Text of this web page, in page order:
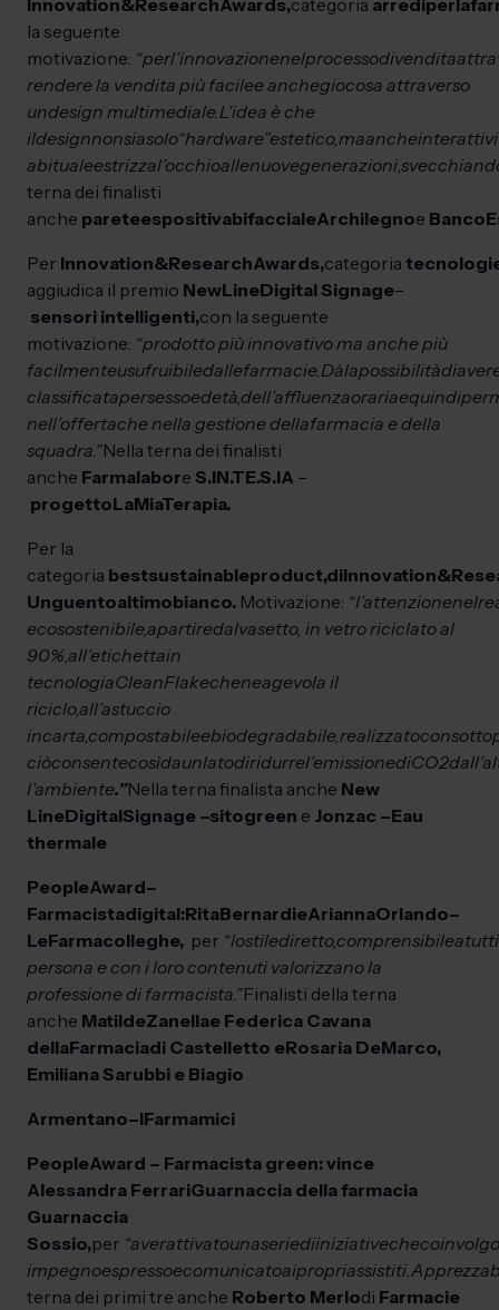
la seguente
motivazione: “perl’innovazionenelprocessodivendita
rendere la vendita più facilee anchegiocosa attraverso
undesign multimediale. L’idea è che
ildesignnonsiasolo“hardware”estetico, maanche
abitualeestrizzal’occhioallenuovegenerazioni,
terna dei finalisti
anche pareteespositivabifaccialeArchilegnoe Banco
Per Innovation&ResearchAwards,categoria
aggiudica il premio NewLineDigital Signage–
sensori intelligenti,con la seguente
motivazione: “prodotto più innovativo ma anche più
facilmenteusufruibiledallefarmacie. Dàlapossibilitàdi
classificatapersessoedetà, dell’affluenzaorariaequindi
nell’offertache nella gestione dellafarmacia e della
squadra.”Nella terna dei finalisti
anche Farmalabore S.IN.TE.S.IA –
progettoLaMiaTerapia.
Per la
categoria bestsustainableproduct,diInnovation&
Unguentoaltimobianco. Motivazione: “l’attenzionenel
ecosostenibile,apartiredalvasetto, in vetro riciclato al
90%,all’etichettain
tecnologiaCleanFlakecheneagevola il
riciclo,all’astuccio
incarta, compostabileebiodegradabile, realizzatocon
ciòconsentecosìdaunlatodiridurrel’emissionediCO2
l’ambiente.”Nella terna finalista anche New
LineDigitalSignage –sitogreen e Jonzac –Eau
thermale
PeopleAward–
Farmacistadigital:RitaBernardieAriannaOrlando–
LeFarmacolleghe, per “lostilediretto,comprensibilea
persona e con i loro contenuti valorizzano la
professione di farmacista.”Finalisti della terna
anche MatildeZanellae Federica Cavana
dellaFarmaciadi Castelletto eRosaria DeMarco,
Emiliana Sarubbi e Biagio
Armentano–IFarmamici
PeopleAward – Farmacista green: vince
Alessandra FerrariGuarnaccia della farmacia
Guarnaccia
Sossio,per “averattivatounaseriediiniziativeche
impegnoespressoecomunicatoaipropriassistiti.
terna dei primi tre anche Roberto Merlodi Farmacie